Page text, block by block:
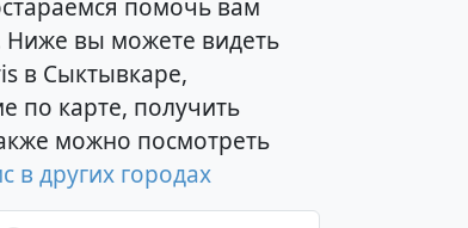
помочь вам
Ниже вы можете видеть
в Сыктывкаре,
по карте, получить
можно посмотреть
в других городах